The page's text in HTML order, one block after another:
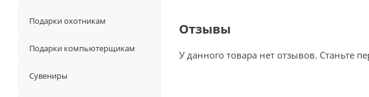
Отзывы
У данного товара нет отзывов. Станьте
Подарки охотникам
Подарки компьютерщикам
Сувениры